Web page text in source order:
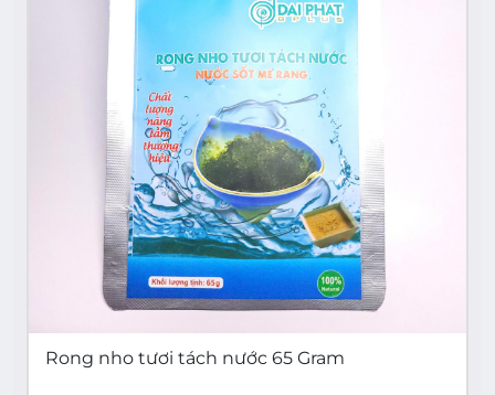
Rong nho tươi tách nước 65 Gram